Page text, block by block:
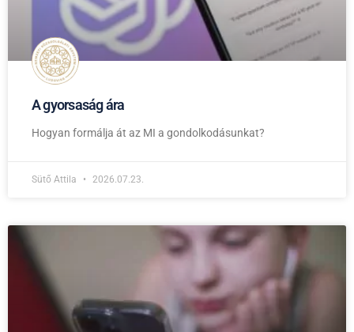
A gyorsaság ára
Hogyan formálja át az MI a gondolkodásunkat?
Sütő Attila 2026.07.23.